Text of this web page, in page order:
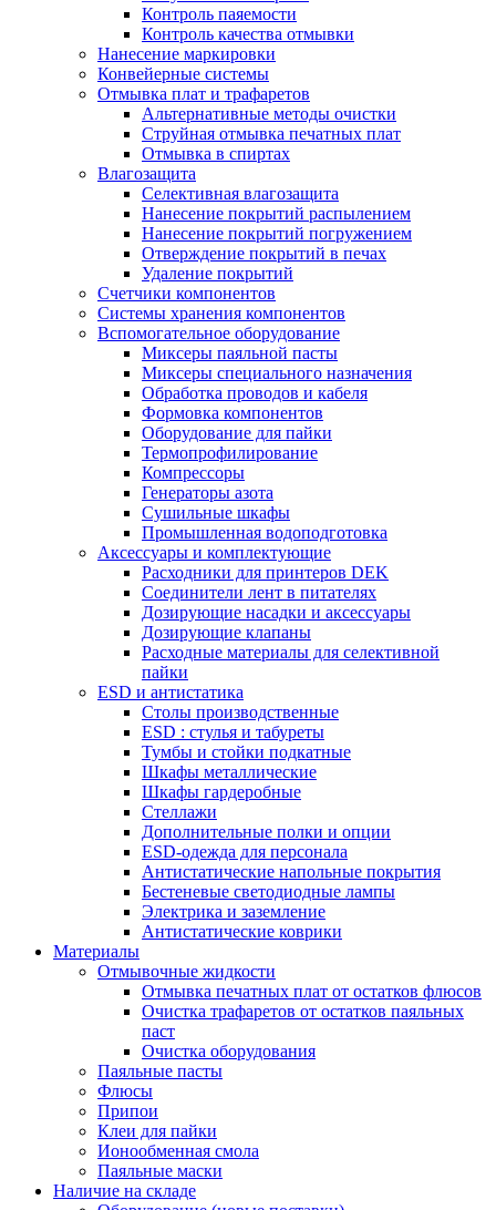
Контроль паяемости
Контроль качества отмывки
Нанесение маркировки
Конвейерные системы
Отмывка плат и трафаретов
Альтернативные методы очистки
Струйная отмывка печатных плат
Отмывка в спиртах
Влагозащита
Селективная влагозащита
Нанесение покрытий распылением
Нанесение покрытий погружением
Отверждение покрытий в печах
Удаление покрытий
Счетчики компонентов
Системы хранения компонентов
Вспомогательное оборудование
Миксеры паяльной пасты
Миксеры специального назначения
Обработка проводов и кабеля
Формовка компонентов
Оборудование для пайки
Термопрофилирование
Компрессоры
Генераторы азота
Сушильные шкафы
Промышленная водоподготовка
Аксессуары и комплектующие
Расходники для принтеров DEK
Соединители лент в питателях
Дозирующие насадки и аксессуары
Дозирующие клапаны
Расходные материалы для селективной
пайки
ESD и антистатика
Столы производственные
ESD : cтулья и табуреты
Тумбы и стойки подкатные
Шкафы металлические
Шкафы гардеробные
Стеллажи
Дополнительные полки и опции
ESD-одежда для персонала
Антистатические напольные покрытия
Бестеневые светодиодные лампы
Электрика и заземление
Антистатические коврики
Материалы
Отмывочные жидкости
Отмывка печатных плат от остатков флюсов
Очистка трафаретов от остатков паяльных
паст
Очистка оборудования
Паяльные пасты
Флюсы
Припои
Клеи для пайки
Ионообменная смола
Паяльные маски
Наличие на складе